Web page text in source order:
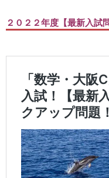
２０２２年度【最新入試